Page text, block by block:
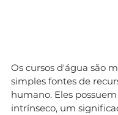
Os cursos d'água são
simples fontes de
humano. Eles
intrínseco, um